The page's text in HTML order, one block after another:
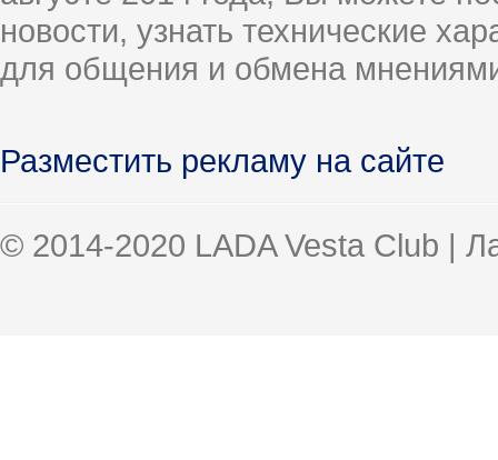
новости, узнать технические
для общения и обмена
Разместить рекламу на сайте
© 2014-2020 LADA Vesta Club |